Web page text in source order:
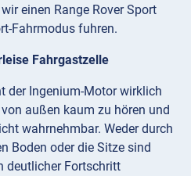
einen Range Rover Sport
Fahrmodus fuhren.
Fahrgastzelle
der Ingenium-Motor wirklich
außen kaum zu hören und
wahrnehmbar. Weder durch
Boden oder die Sitze sind
deutlicher Fortschritt